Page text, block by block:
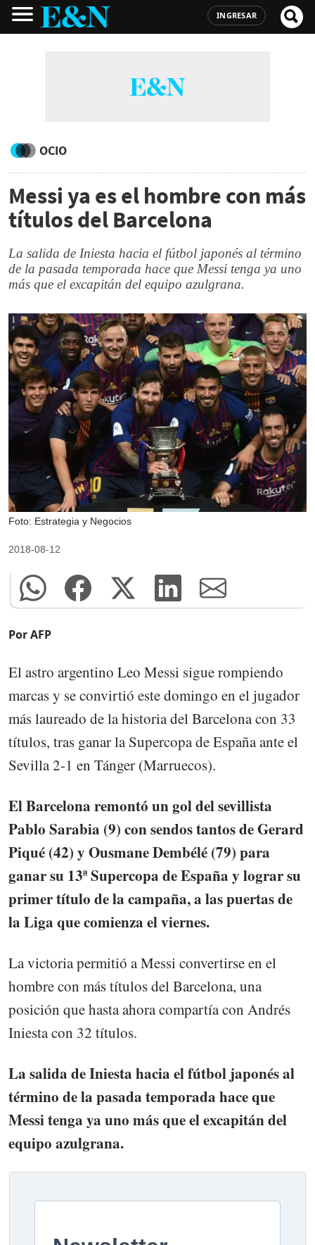
INGRESAR
OCIO
Messi ya es el hombre con más
títulos del Barcelona
La salida de Iniesta hacia el fútbol japonés al término
de la pasada temporada hace que Messi tenga ya uno
más que el excapitán del equipo azulgrana.
Foto: Estrategia y Negocios
2018-08-12
Por AFP
El astro argentino Leo Messi sigue rompiendo
marcas y se convirtió este domingo en el jugador
más laureado de la historia del Barcelona con 33
títulos, tras ganar la Supercopa de España ante el
Sevilla 2-1 en Tánger (Marruecos).
El Barcelona remontó un gol del sevillista
Pablo Sarabia (9) con sendos tantos de Gerard
Piqué (42) y Ousmane Dembélé (79) para
ganar su 13ª Supercopa de España y lograr su
primer título de la campaña, a las puertas de
la Liga que comienza el viernes.
La victoria permitió a Messi convertirse en el
hombre con más títulos del Barcelona, una
posición que hasta ahora compartía con Andrés
Iniesta con 32 títulos.
La salida de Iniesta hacia el fútbol japonés al
término de la pasada temporada hace que
Messi tenga ya uno más que el excapitán del
equipo azulgrana.